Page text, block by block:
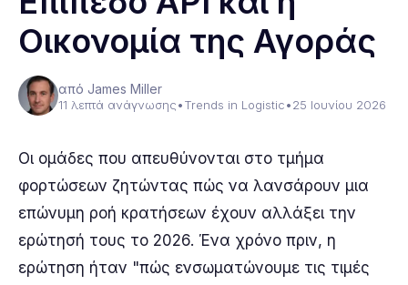
Οικονομία της Αγοράς
από James Miller
11 λεπτά ανάγνωσης•Trends in Logistic•25 Ιουνίου 2026
Οι ομάδες που απευθύνονται στο τμήμα
φορτώσεων ζητώντας πώς να λανσάρουν μια
επώνυμη ροή κρατήσεων έχουν αλλάξει την
ερώτησή τους το 2026. Ένα χρόνο πριν, η
ερώτηση ήταν "πώς ενσωματώνουμε τις τιμές